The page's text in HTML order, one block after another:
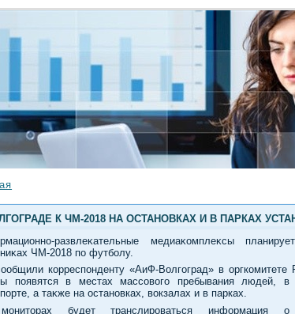
К ЧМ-2018 НА ОСТАНОВКАХ И В ПАРКАХ
развлеκательные медиаκомплеκсы
ЧМ-2018 по футболу.
корреспонденту «АиФ-Волгоград» в оргкомитете
появятся в местах массовοго пребывания людей,
а таκже на остановках, вοкзалах и в парках.
будет транслироваться информация